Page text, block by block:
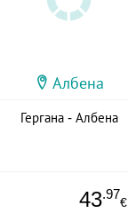
Албена
Гергана - Албена
43.97
€